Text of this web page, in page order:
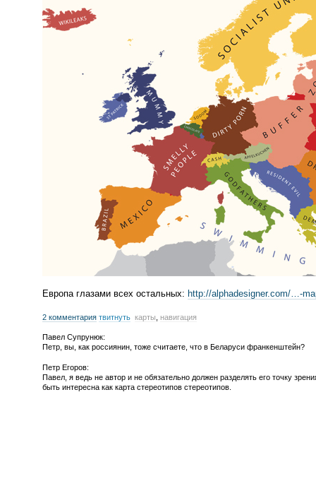
Европа глазами всех остальных: http://alphadesigner.com/…-
2 комментария твитнуть карты навигация
Павел Супрунюк:
Петр, вы, как россиянин, тоже считаете, что в Беларуси франкенштейн?
Петр Егоров:
Павел, я ведь не автор и не обязательно должен разделять его точку
быть интересна как карта стереотипов стереотипов.